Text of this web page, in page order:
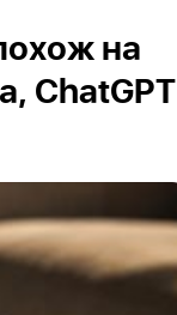
на
ChatGPT